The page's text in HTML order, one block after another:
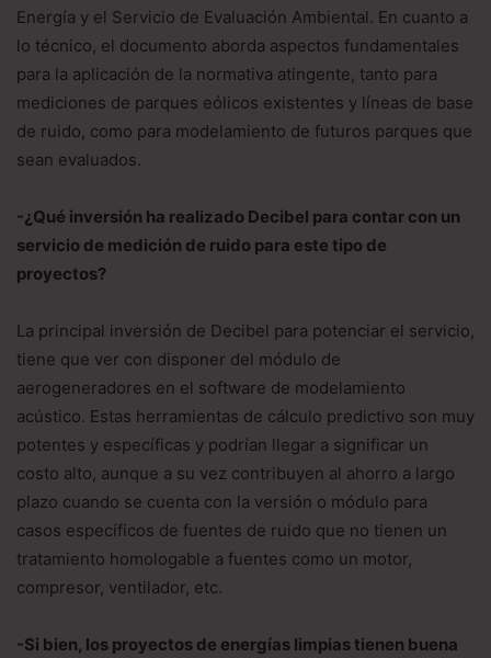
Energía y el Servicio de Evaluación Ambiental. En cuanto a
lo técnico, el documento aborda aspectos fundamentales
para la aplicación de la normativa atingente, tanto para
mediciones de parques eólicos existentes y líneas de base
de ruido, como para modelamiento de futuros parques que
sean evaluados.
-¿Qué inversión ha realizado Decibel para contar con un
servicio de medición de ruido para este tipo de
proyectos?
La principal inversión de Decibel para potenciar el servicio,
tiene que ver con disponer del módulo de
aerogeneradores en el software de modelamiento
acústico. Estas herramientas de cálculo predictivo son muy
potentes y específicas y podrían llegar a significar un
costo alto, aunque a su vez contribuyen al ahorro a largo
plazo cuando se cuenta con la versión o módulo para
casos específicos de fuentes de ruido que no tienen un
tratamiento homologable a fuentes como un motor,
compresor, ventilador, etc.
-Si bien, los proyectos de energías limpias tienen buena